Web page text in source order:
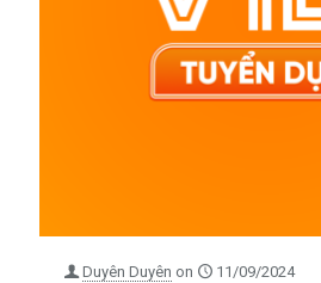
Duyên Duyên on 11/09/2024